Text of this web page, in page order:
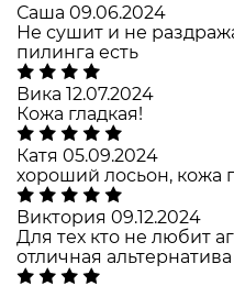
Саша 09.06.2024
Не сушит и не
пилинга есть
Вика 12.07.2024
Кожа гладкая!
Катя 05.09.2024
хороший лосьон, кожа
Виктория 09.12.2024
Для тех кто не любит
отличная альтернатива